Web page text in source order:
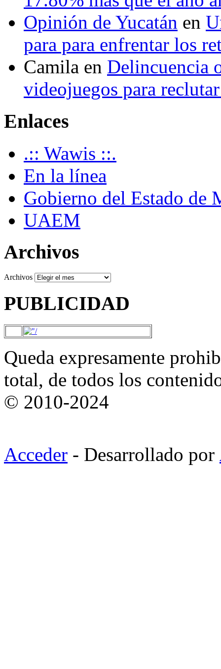
Opinión de Yucatán en
para para enfrentar los
Camila en Delincuencia
videojuegos para
Enlaces
.:: Wawis ::.
En la línea
Gobierno del Estado de
UAEM
Archivos
Archivos
PUBLICIDAD
Queda expresamente
total, de todos los
© 2010-2024
Acceder - Desarrollado por